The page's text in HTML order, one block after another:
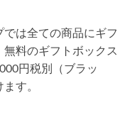
は全ての商品にギフ
料のギフトボックス
円税別（ブラッ
す。